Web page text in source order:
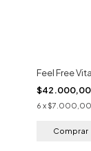
Feel Free
$42.000,00
6 x $7.000,00